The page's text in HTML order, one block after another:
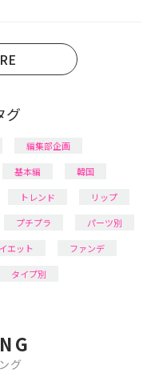
。
グ
編集部企画
基本編
韓国
トレンド
リップ
プチプラ
パーツ別
エット
ファンデ
タイプ別
グ